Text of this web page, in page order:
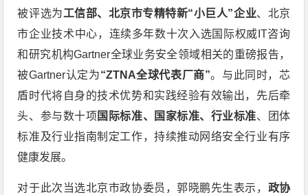
被评选为工信部、北京市专精特新“小巨人”企业、北京
市企业技术中心，连续多年数十次入选国际权威IT咨询
和研究机构Gartner全球业务安全领域相关的重磅报告，
被Gartner认定为“ZTNA全球代表厂商”。与此同时，芯
盾时代将自身的技术优势和实践经验有效输出，先后牵
头、参与数十项 国际标准、国家标准、行业标准、团体
标准及行业指南制定工作，持续推动网络安全行业有序
健康发展。
对于此次当选北京市政协委员，郭晓鹏先生表示， 政协